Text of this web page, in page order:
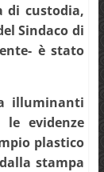
di custodia,
Sindaco di
è stato
illuminanti
evidenze
plastico
stampa